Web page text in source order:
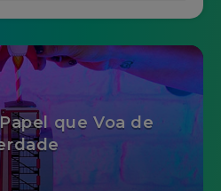
que Voa de